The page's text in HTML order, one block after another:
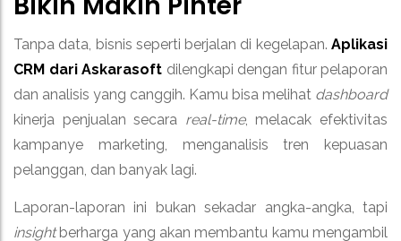
Tanpa data, bisnis seperti berjalan di kegelapan. Aplikasi
CRM dari Askarasoft dilengkapi dengan fitur pelaporan
dan analisis yang canggih. Kamu bisa melihat dashboard
kinerja penjualan secara real-time, melacak efektivitas
kampanye marketing, menganalisis tren kepuasan
pelanggan, dan banyak lagi.
Laporan-laporan ini bukan sekadar angka-angka, tapi
insightberharga yang akan membantu kamu mengambil